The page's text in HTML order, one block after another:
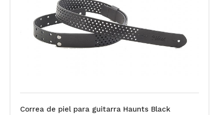
Correa de piel para guitarra Haunts Black